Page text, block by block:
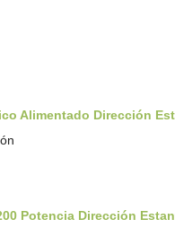
Alimentado Dirección
Potencia Dirección